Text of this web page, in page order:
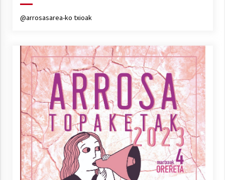
@arrosasarea-ko txioak